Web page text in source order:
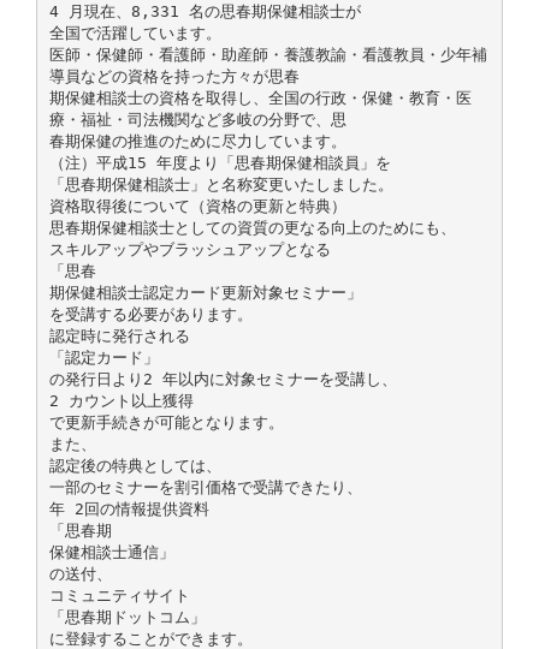
4 月現在、8,331 名の思春期保健相談士が
全国で活躍しています。
医師・保健師・看護師・助産師・養護教諭・看護教員・少年補
導員などの資格を持った方々が思春
期保健相談士の資格を取得し、全国の行政・保健・教育・医
療・福祉・司法機関など多岐の分野で、思
春期保健の推進のために尽力しています。
（注）平成15 年度より「思春期保健相談員」を
「思春期保健相談士」と名称変更いたしました。
資格取得後について（資格の更新と特典）
思春期保健相談士としての資質の更なる向上のためにも、
スキルアップやブラッシュアップとなる
「思春
期保健相談士認定カード更新対象セミナー」
を受講する必要があります。
認定時に発行される
「認定カード」
の発行日より2 年以内に対象セミナーを受講し、
2 カウント以上獲得
で更新手続きが可能となります。
また、
認定後の特典としては、
一部のセミナーを割引価格で受講できたり、
年 2回の情報提供資料
「思春期
保健相談士通信」
の送付、
コミュニティサイト
「思春期ドットコム」
に登録することができます。